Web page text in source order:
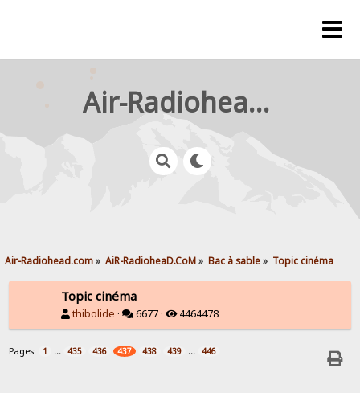
Air-Radiohead.com
Air-Radiohead.com» AiR-RadioheaD.CoM» Bac à sable» Topic cinéma
Topic cinéma
thibolide · 6677 · 4464478
Pages: 1 ... 435 436 437 438 439 ... 446